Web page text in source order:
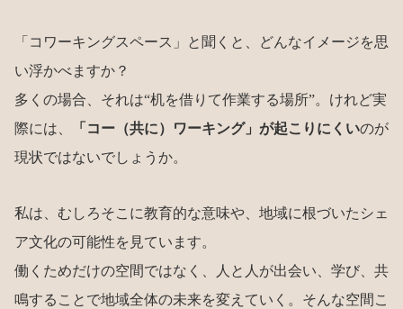
「コワーキングスペース」と聞くと、どんなイメージを思
い浮かべますか？
多くの場合、それは“机を借りて作業する場所”。けれど実
際には、
「コー（共に）ワーキング」が起こりにくいのが
現状ではないでしょうか。
私は、むしろそこに教育的な意味や、地域に根づいたシェ
ア文化の可能性を見ています。
働くためだけの空間ではなく、人と人が出会い、学び、共
鳴することで地域全体の未来を変えていく。そんな空間こ